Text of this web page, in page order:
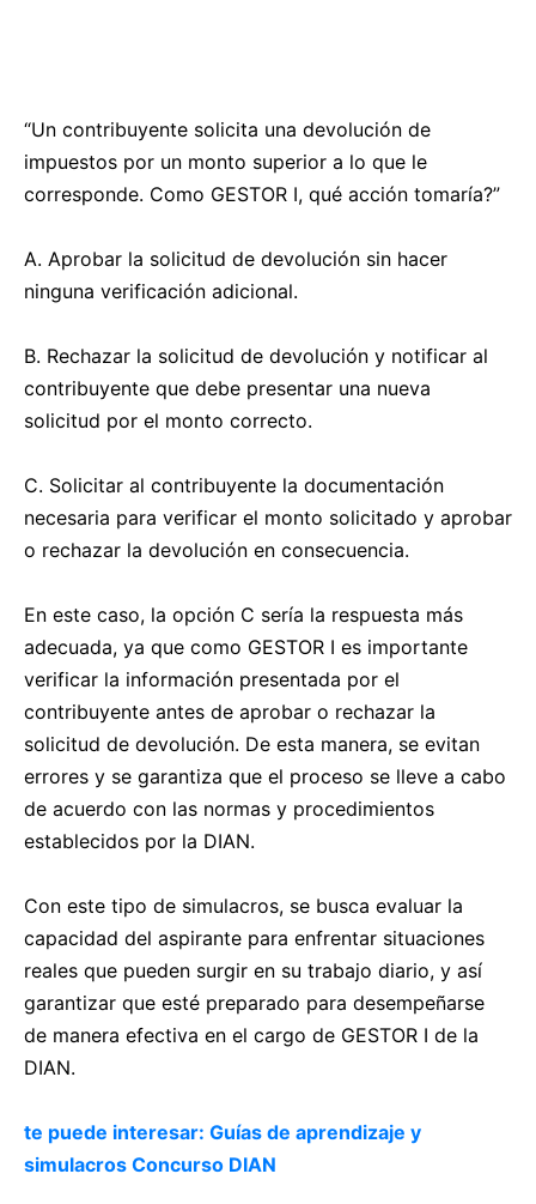
“Un contribuyente solicita una devolución de
impuestos por un monto superior a lo que le
corresponde. Como GESTOR I, qué acción tomaría?”
A. Aprobar la solicitud de devolución sin hacer
ninguna verificación adicional.
B. Rechazar la solicitud de devolución y notificar al
contribuyente que debe presentar una nueva
solicitud por el monto correcto.
C. Solicitar al contribuyente la documentación
necesaria para verificar el monto solicitado y aprobar
o rechazar la devolución en consecuencia.
En este caso, la opción C sería la respuesta más
adecuada, ya que como GESTOR I es importante
verificar la información presentada por el
contribuyente antes de aprobar o rechazar la
solicitud de devolución. De esta manera, se evitan
errores y se garantiza que el proceso se lleve a cabo
de acuerdo con las normas y procedimientos
establecidos por la DIAN.
Con este tipo de simulacros, se busca evaluar la
capacidad del aspirante para enfrentar situaciones
reales que pueden surgir en su trabajo diario, y así
garantizar que esté preparado para desempeñarse
de manera efectiva en el cargo de GESTOR I de la
DIAN.
te puede interesar: Guías de aprendizaje y
simulacros Concurso DIAN